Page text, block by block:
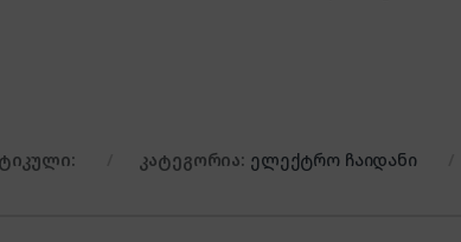
კატეგორია: ელექტრო ჩაიდანი